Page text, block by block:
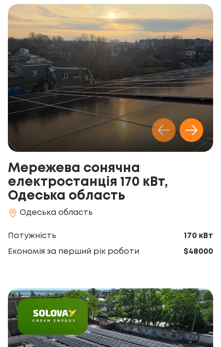
Мережева сонячна
електростанція 170 кВт,
Одеська область
Одеська область
Потужність 170 кВт
Економія за перший рік роботи $48000